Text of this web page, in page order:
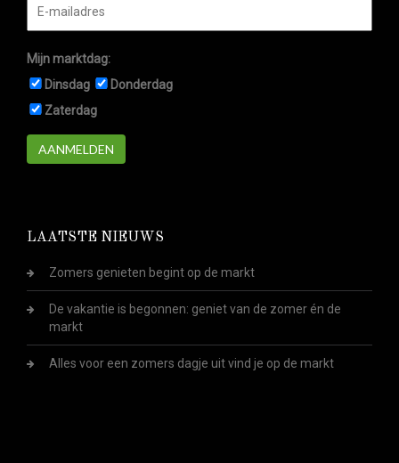
Mijn marktdag:
Dinsdag
Donderdag
Zaterdag
AANMELDEN
LAATSTE NIEUWS
Zomers genieten begint op de markt
De vakantie is begonnen: geniet van de zomer én de
markt
Alles voor een zomers dagje uit vind je op de markt